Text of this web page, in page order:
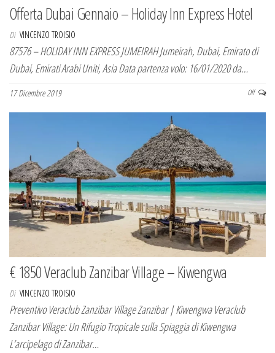
Offerta Dubai Gennaio – Holiday Inn Express Hotel
Di VINCENZO TROISIO
87576 – HOLIDAY INN EXPRESS JUMEIRAH Jumeirah, Dubai, Emirato di
Dubai, Emirati Arabi Uniti, Asia Data partenza volo: 16/01/2020 da…
17 Dicembre 2019 Off
€ 1850 Veraclub Zanzibar Village – Kiwengwa
Di VINCENZO TROISIO
Preventivo Veraclub Zanzibar Village Zanzibar | Kiwengwa Veraclub
Zanzibar Village: Un Rifugio Tropicale sulla Spiaggia di Kiwengwa
L’arcipelago di Zanzibar…